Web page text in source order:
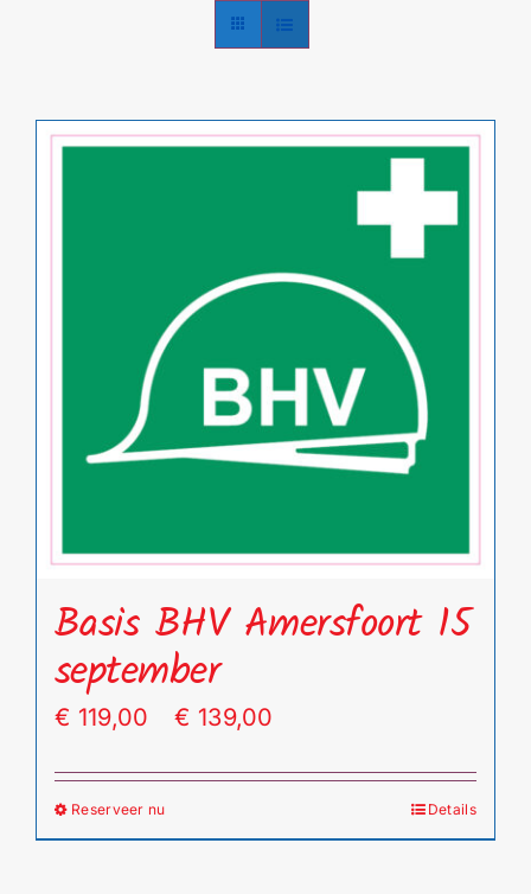
Basis BHV Amersfoort 15
september
€ 119,00 € 139,00
€ 139,00
Reserveer nuDit
Details